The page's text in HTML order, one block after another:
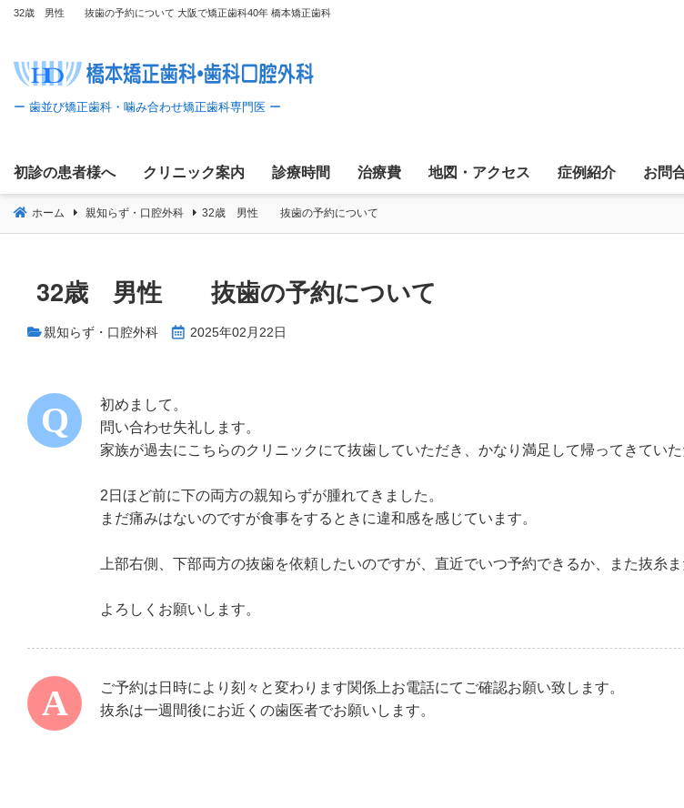
32歳 男性 抜歯の予約について 大阪で矯正歯科40年 橋本矯正歯科
初診の患者様へ クリニック案内 診療時間 治療費 地図・アクセス 症例紹介 お問
ホーム 親知らず・口腔外科 32歳 男性 抜歯の予約について
32歳 男性 抜歯の予約について
親知らず・口腔外科 2025年02月22日
初めまして。
問い合わせ失礼します。
家族が過去にこちらのクリニックにて抜歯していただき、かなり満足して帰ってきてい
2日ほど前に下の両方の親知らずが腫れてきました。
まだ痛みはないのですが食事をするときに違和感を感じています。
上部右側、下部両方の抜歯を依頼したいのですが、直近でいつ予約できるか、また抜糸
よろしくお願いします。
ご予約は日時により刻々と変わります関係上お電話にてご確認お願い致します。
抜糸は一週間後にお近くの歯医者でお願いします。